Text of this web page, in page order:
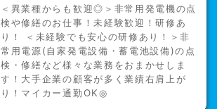
＜異業種からも歓迎◎＞非常用発電機の点
検や修繕のお仕事！未経験歓迎！研修あ
り！ ＜未経験でも安心の研修あり！＞非
常用電源(自家発電設備・蓄電池設備)の点
検・修繕など様々な業務をおまかせしま
す！大手企業の顧客が多く業績右肩上が
り！マイカー通勤OK◎